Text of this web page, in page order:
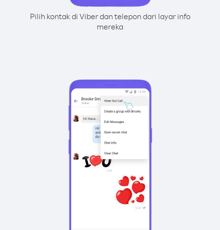
Pilih kontak di Viber dan telepon dari layar info
mereka